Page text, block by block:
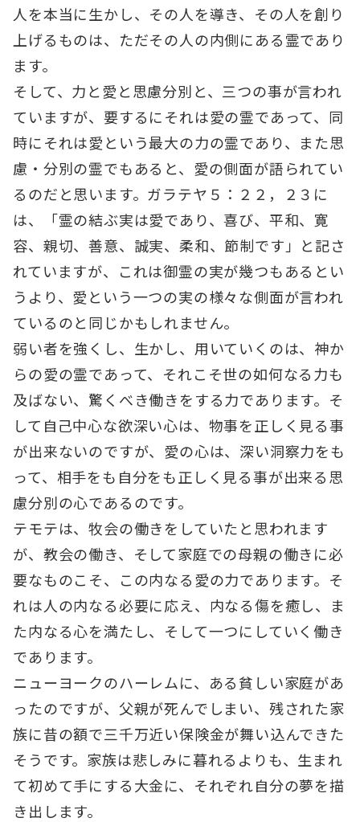
人を本当に生かし、その人を導き、その人を創り
上げるものは、ただその人の内側にある霊であり
ます。
そして、力と愛と思慮分別と、三つの事が言われ
ていますが、要するにそれは愛の霊であって、同
時にそれは愛という最大の力の霊であり、また思
慮・分別の霊でもあると、愛の側面が語られてい
るのだと思います。ガラテヤ５：２２，２３に
は、「霊の結ぶ実は愛であり、喜び、平和、寛
容、親切、善意、誠実、柔和、節制です」と記さ
れていますが、これは御霊の実が幾つもあるとい
うより、愛という一つの実の様々な側面が言われ
ているのと同じかもしれません。
弱い者を強くし、生かし、用いていくのは、神か
らの愛の霊であって、それこそ世の如何なる力も
及ばない、驚くべき働きをする力であります。そ
して自己中心な欲深い心は、物事を正しく見る事
が出来ないのですが、愛の心は、深い洞察力をも
って、相手をも自分をも正しく見る事が出来る思
慮分別の心であるのです。
テモテは、牧会の働きをしていたと思われます
が、教会の働き、そして家庭での母親の働きに必
要なものこそ、この内なる愛の力であります。そ
れは人の内なる必要に応え、内なる傷を癒し、ま
た内なる心を満たし、そして一つにしていく働き
であります。
ニューヨークのハーレムに、ある貧しい家庭があ
ったのですが、父親が死んでしまい、残された家
族に昔の額で三千万近い保険金が舞い込んできた
そうです。家族は悲しみに暮れるよりも、生まれ
て初めて手にする大金に、それぞれ自分の夢を描
き出します。